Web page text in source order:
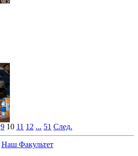
9 10 11 12 ... 51 След.
Наш Факультет